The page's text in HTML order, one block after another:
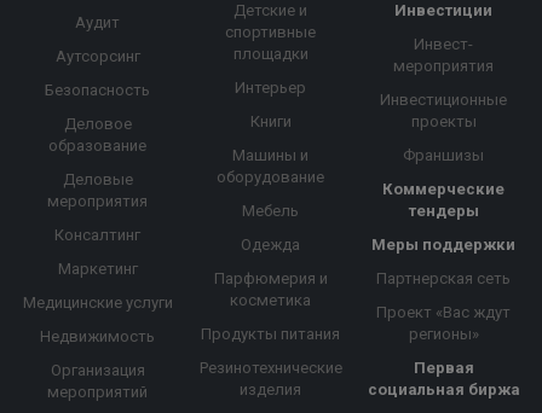
Аудит
Аутсорсинг
Безопасность
Деловое
образование
Деловые
мероприятия
Консалтинг
Маркетинг
Медицинские услуги
Недвижимость
Организация
мероприятий
Детские и
спортивные
площадки
Интерьер
Книги
Машины и
оборудование
Мебель
Одежда
Парфюмерия и
косметика
Продукты питания
Резинотехнические
изделия
Инвестиции
Инвест-
мероприятия
Инвестиционные
проекты
Франшизы
Коммерческие
тендеры
Меры поддержки
Партнерская сеть
Проект «Вас ждут
регионы»
Первая
социальная биржа